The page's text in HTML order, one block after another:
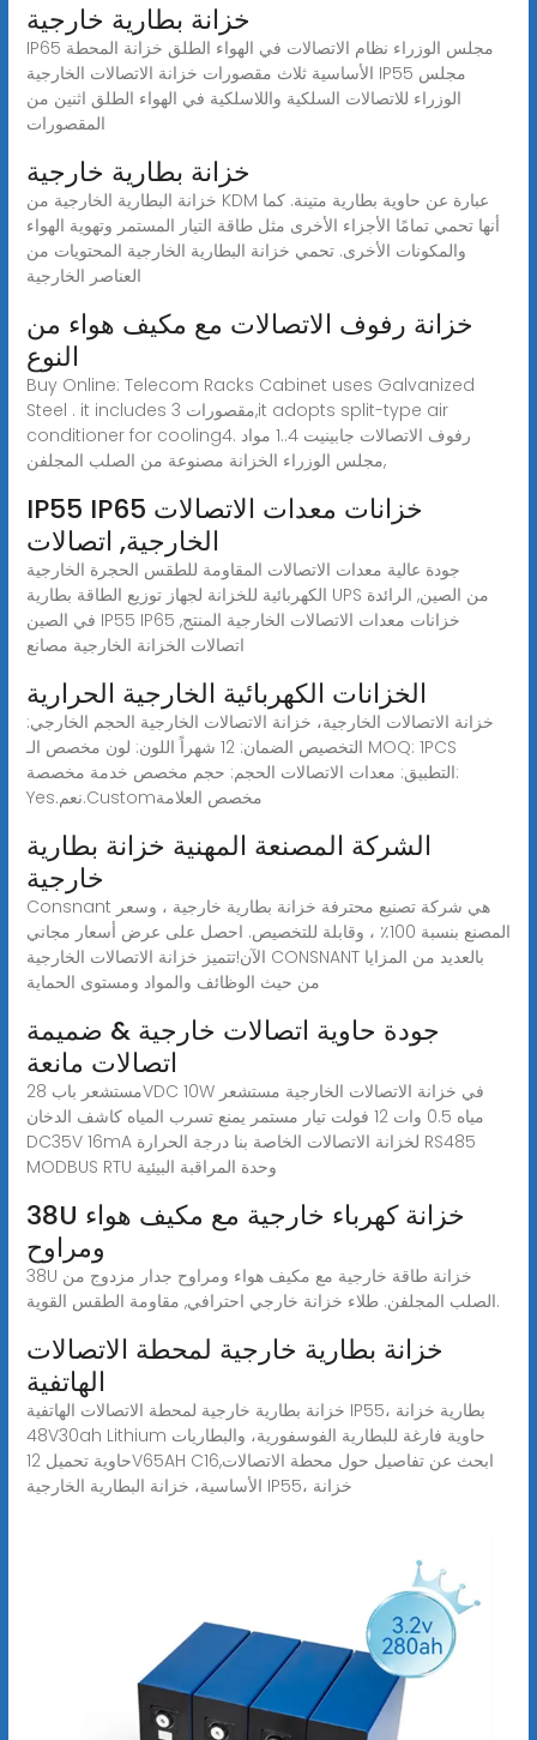
خزانة بطارية خارجية
IP65 مجلس الوزراء نظام الاتصالات في الهواء الطلق خزانة المحطة
الأساسية ثلاث مقصورات خزانة الاتصالات الخارجية IP55 مجلس
الوزراء للاتصالات السلكية واللاسلكية في الهواء الطلق اثنين من
المقصورات
خزانة بطارية خارجية
خزانة البطارية الخارجية من KDM عبارة عن حاوية بطارية متينة. كما
أنها تحمي تمامًا الأجزاء الأخرى مثل طاقة التيار المستمر وتهوية الهواء
والمكونات الأخرى. تحمي خزانة البطارية الخارجية المحتويات من
العناصر الخارجية
خزانة رفوف الاتصالات مع مكيف هواء من
النوع
Buy Online: Telecom Racks Cabinet uses Galvanized
Steel . it includes 3 مقصورات,it adopts split-type air
conditioner for cooling4. رفوف الاتصالات جابينيت 4..1 مواد
مجلس الوزراء الخزانة مصنوعة من الصلب المجلفن,
IP55 IP65 خزانات معدات الاتصالات
الخارجية, اتصالات
جودة عالية معدات الاتصالات المقاومة للطقس الحجرة الخارجية
الكهربائية للخزانة لجهاز توزيع الطاقة بطارية UPS من الصين, الرائدة
في الصين IP55 IP65 خزانات معدات الاتصالات الخارجية المنتج,
اتصالات الخزانة الخارجية مصانع
الخزانات الكهربائية الخارجية الحرارية
خزانة الاتصالات الخارجية، خزانة الاتصالات الخارجية الحجم الخارجي:
التخصيص الضمان: 12 شهراً اللون: لون مخصص الـ MOQ: 1PCS
التطبيق: معدات الاتصالات الحجم: حجم مخصص خدمة مخصصة:
Yes.نعم.Customمخصص العلامة
الشركة المصنعة المهنية خزانة بطارية
خارجية
Consnant هي شركة تصنيع محترفة خزانة بطارية خارجية ، وسعر
المصنع بنسبة 100٪ ، وقابلة للتخصيص. احصل على عرض أسعار مجاني
الآن!تتميز خزانة الاتصالات الخارجية CONSNANT بالعديد من المزايا
من حيث الوظائف والمواد ومستوى الحماية
جودة حاوية اتصالات خارجية & ضميمة
اتصالات مانعة
مستشعر باب 28VDC 10W في خزانة الاتصالات الخارجية مستشعر
مياه 0.5 وات 12 فولت تيار مستمر يمنع تسرب المياه كاشف الدخان
DC35V 16mA لخزانة الاتصالات الخاصة بنا درجة الحرارة RS485
MODBUS RTU وحدة المراقبة البيئية
38U خزانة كهرباء خارجية مع مكيف هواء
ومراوح
38U خزانة طاقة خارجية مع مكيف هواء ومراوح جدار مزدوج من
الصلب المجلفن. طلاء خزانة خارجي احترافي, مقاومة الطقس القوية.
خزانة بطارية خارجية لمحطة الاتصالات
الهاتفية
خزانة بطارية خارجية لمحطة الاتصالات الهاتفية IP55، بطارية خزانة
48V30ah Lithium حاوية فارغة للبطارية الفوسفورية، والبطاريات
حاوية تحميل 12V65AH C16,ابحث عن تفاصيل حول محطة الاتصالات
الأساسية، خزانة البطارية الخارجية IP55، خزانة